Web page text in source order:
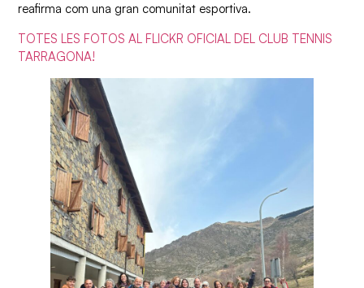
reafirma com una gran comunitat esportiva.
TOTES LES FOTOS AL FLICKR OFICIAL DEL CLUB TENNIS
TARRAGONA!